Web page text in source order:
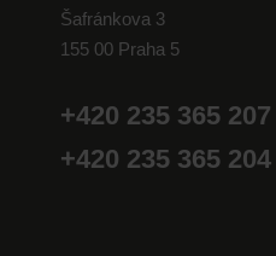
Šafránkova 3
155 00 Praha 5
+420 235 365 207
+420 235 365 204